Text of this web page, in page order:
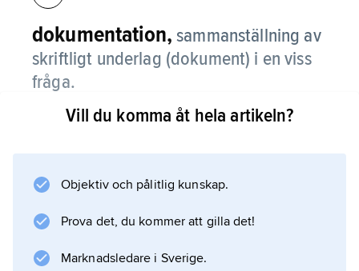
dokumentation, sammanställning av
skriftligt underlag (dokument) i en viss
fråga.
Information om artikeln
Vill du komma åt hela artikeln?
Objektiv och pålitlig kunskap.
Prova det, du kommer att gilla det!
Marknadsledare i Sverige.